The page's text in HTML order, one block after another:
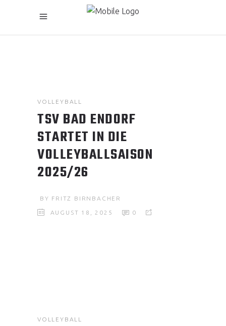
VOLLEYBALL
TSV BAD ENDORF
STARTET IN DIE
VOLLEYBALLSAISON
2025/26
BY FRITZ BIRNBACHER
AUGUST 18, 2025 0
VOLLEYBALL